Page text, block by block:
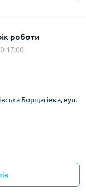
роботи
17:00
Борщагівка, вул.